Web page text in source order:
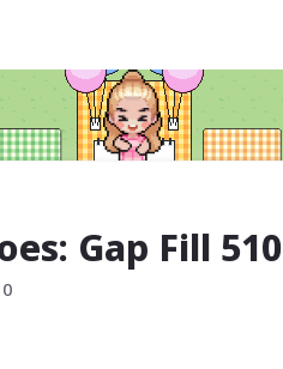
Gap Fill 510
0